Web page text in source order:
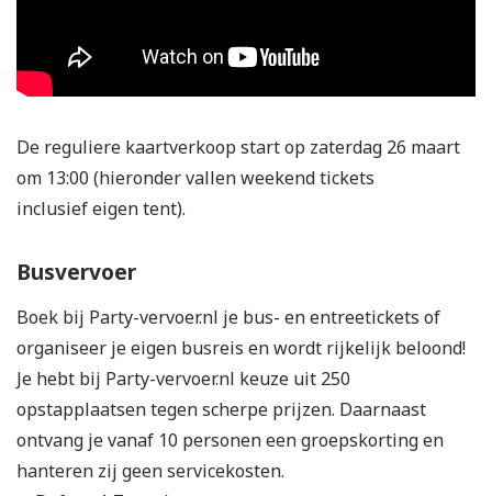
De reguliere kaartverkoop start op zaterdag 26 maart
om 13:00 (hieronder vallen weekend tickets
inclusief eigen tent).
Busvervoer
Boek bij Party-vervoer.nl je bus- en entreetickets of
organiseer je eigen busreis en wordt rijkelijk beloond!
Je hebt bij Party-vervoer.nl keuze uit 250
opstapplaatsen tegen scherpe prijzen. Daarnaast
ontvang je vanaf 10 personen een groepskorting en
hanteren zij geen servicekosten.